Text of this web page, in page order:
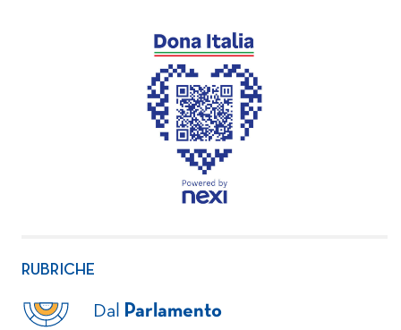
RUBRICHE
Dal Parlamento